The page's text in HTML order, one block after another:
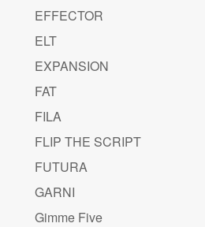
EFFECTOR
ELT
EXPANSION
FAT
FILA
FLIP THE SCRIPT
FUTURA
GARNI
Gimme Five